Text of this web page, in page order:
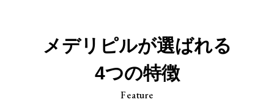
メデリピルが選ばれる
4つの特徴
Feature